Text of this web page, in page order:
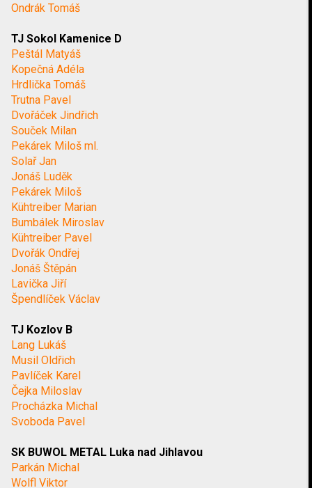
Ondrák Tomáš
TJ Sokol Kamenice D
Peštál Matyáš
Kopečná Adéla
Hrdlička Tomáš
Trutna Pavel
Dvořáček Jindřich
Souček Milan
Pekárek Miloš ml.
Solař Jan
Jonáš Luděk
Pekárek Miloš
Kühtreiber Marian
Bumbálek Miroslav
Kühtreiber Pavel
Dvořák Ondřej
Jonáš Štěpán
Lavička Jiří
Špendlíček Václav
TJ Kozlov B
Lang Lukáš
Musil Oldřich
Pavlíček Karel
Čejka Miloslav
Procházka Michal
Svoboda Pavel
SK BUWOL METAL Luka nad Jihlavou
Parkán Michal
Wolfl Viktor